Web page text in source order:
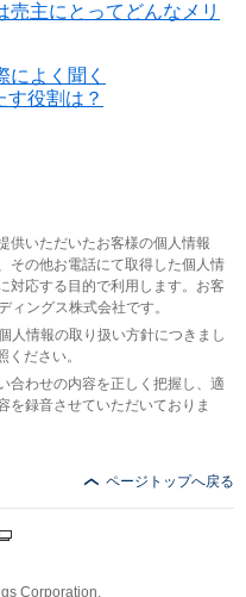
売主にとってどんなメリ
によく聞く
す役割は？
供いただいたお客様の個人情報
その他お電話にて取得した個人情
対応する目的で利用します。お客
ィングス株式会社です。
人情報の取り扱い方針につきまし
ください。
合わせの内容を正しく把握し、適
を録音させていただいておりま
ページトップへ戻る
Corporation.